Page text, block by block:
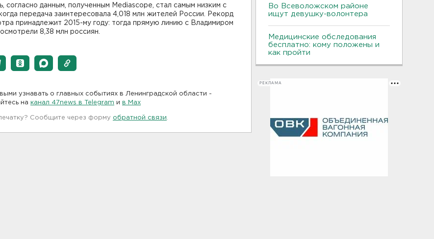
согласно данным, полученным Mediascope, стал самым низким с
когда передача заинтересовала 4,018 млн жителей России. Рекорд
принадлежит 2015-му году: тогда прямую линию с Владимиром
8,38 млн россиян.
узнавать о главных событиях в Ленинградской области -
на канал 47news в Telegram и в Maх
Сообщите через форму обратной связи
Во Всеволожском районе
ищут девушку-волонтера
Медицинские обследования
бесплатно: кому положены и
как пройти
РЕКЛАМА